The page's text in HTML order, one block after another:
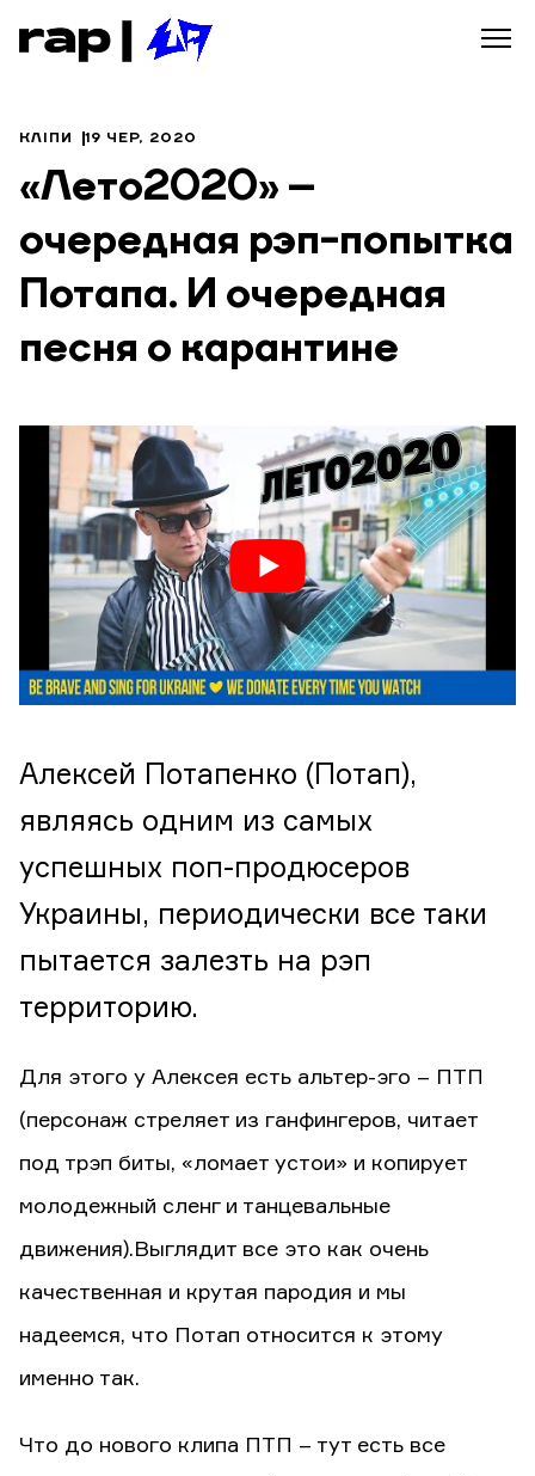
КЛІПИ 19 ЧЕР, 2020
«Лето2020» –
очередная рэп-попытка
Потапа. И очередная
песня о карантине
Алексей Потапенко (Потап),
являясь одним из самых
успешных поп-продюсеров
Украины, периодически все таки
пытается залезть на рэп
территорию.
Для этого у Алексея есть альтер-эго – ПТП
(персонаж стреляет из ганфингеров, читает
под трэп биты, «ломает устои» и копирует
молодежный сленг и танцевальные
движения).Выглядит все это как очень
качественная и крутая пародия и мы
надеемся, что Потап относится к этому
именно так.
Что до нового клипа ПТП – тут есть все